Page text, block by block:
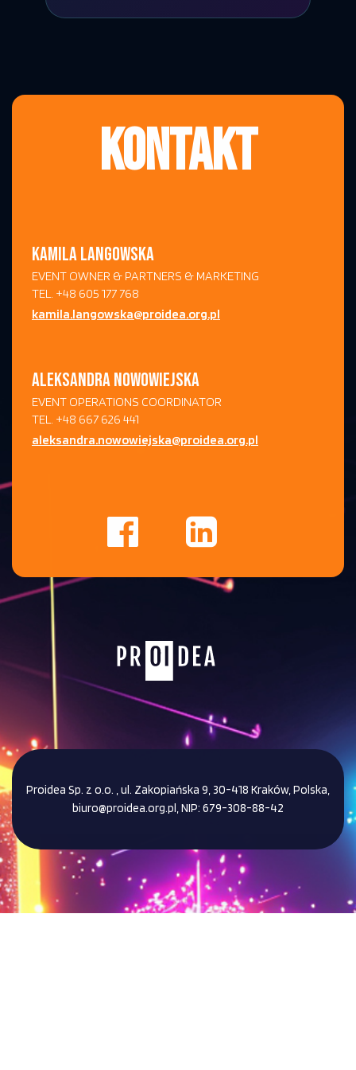
KONTAKT
KAMILA LANGOWSKA
EVENT OWNER & PARTNERS & MARKETING
TEL. +48 605 177 768
kamila.langowska@proidea.org.pl
ALEKSANDRA NOWOWIEJSKA
EVENT OPERATIONS COORDINATOR
TEL. +48 667 626 441
aleksandra.nowowiejska@proidea.org.pl
Proidea Sp. z o.o. , ul. Zakopiańska 9, 30-418 Kraków, Polska,
biuro@proidea.org.pl, NIP: 679-308-88-42